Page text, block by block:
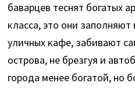
баварцев теснят богатых
класса, это они
уличных кафе, забивают
острова, не брезгуя и
города менее богатой, но